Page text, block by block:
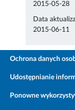
2015-05-28
Data
2015-06-11
Ochrona danych
Udostępnianie
Ponowne